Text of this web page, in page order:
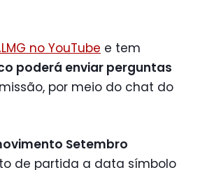
no YouTube e tem
poderá enviar perguntas
por meio do chat do
Setembro
de partida a data símbolo